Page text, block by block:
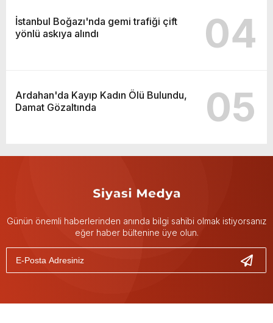
İstanbul Boğazı'nda gemi trafiği çift
yönlü askıya alındı
04
Ardahan'da Kayıp Kadın Ölü Bulundu,
Damat Gözaltında
05
Günün önemli haberlerinden anında bilgi sahibi olmak istiyorsanız
eğer haber bültenine üye olun.